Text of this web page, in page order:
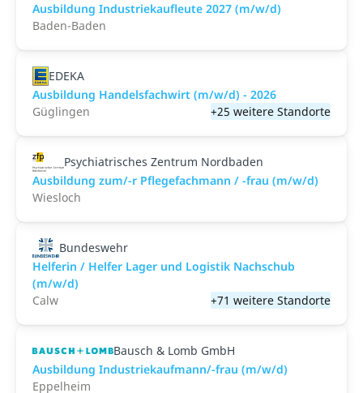
Ausbildung Industriekaufleute 2027 (m/w/d)
Baden-Baden
EDEKA
Ausbildung Handelsfachwirt (m/w/d) - 2026
Güglingen
+25 weitere Standorte
Psychiatrisches Zentrum Nordbaden
Ausbildung zum/-r Pflegefachmann / -frau (m/w/d)
Wiesloch
Bundeswehr
Helferin / Helfer Lager und Logistik Nachschub
(m/w/d)
Calw
+71 weitere Standorte
Bausch & Lomb GmbH
Ausbildung Industriekaufmann/-frau (m/w/d)
Eppelheim